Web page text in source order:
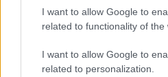
I want to allow Google to
related to functionality of the
I want to allow Google to
related to personalization.
positiva de la exmandataria
proporción significativa del